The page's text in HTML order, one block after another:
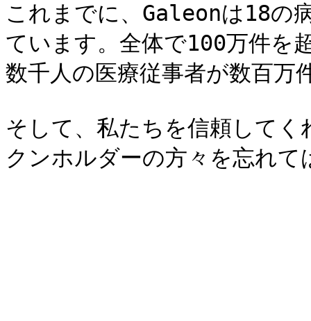
これまでに、Galeonは18の
ています。全体で100万件を
数千人の医療従事者が数百万
そして、私たちを信頼してく